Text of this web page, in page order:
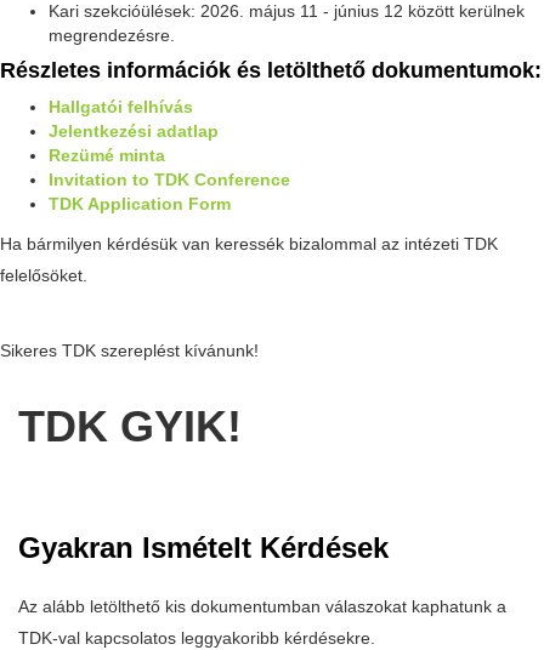
Kari szekcióülések: 2026. május 11 - június 12 között kerülnek
megrendezésre.
Részletes információk és letölthető dokumentumok:
Hallgatói felhívás
Jelentkezési adatlap
Rezümé minta
Invitation to TDK Conference
TDK Application Form
Ha bármilyen kérdésük van keressék bizalommal az intézeti TDK
felelősöket.
Sikeres TDK szereplést kívánunk!
TDK GYIK!
Gyakran Ismételt Kérdések
Az alább letölthető kis dokumentumban válaszokat kaphatunk a
TDK-val kapcsolatos leggyakoribb kérdésekre.